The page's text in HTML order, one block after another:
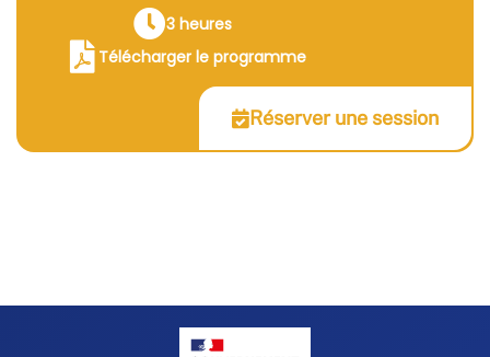
3 heures
Télécharger le programme
Réserver une session